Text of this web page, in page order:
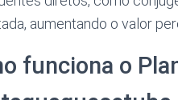
aumentando o valor
funciona o